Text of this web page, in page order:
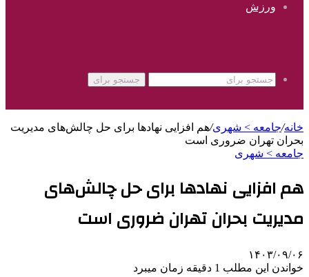
ورزش
جستجو برای
خانه/جامعه > شهری/هم افزایی نهادها برای حل چالش‌های مدیریت
بحران تهران ضروری است
جامعه > شهری
هم افزایی نهادها برای حل چالش‌های
مدیریت بحران تهران ضروری است
۱۴۰۳/۰۹/۰۶
خواندن این مطلب 1 دقیقه زمان میبرد